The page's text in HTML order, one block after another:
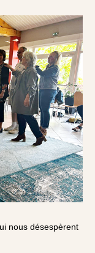
nous désespèrent